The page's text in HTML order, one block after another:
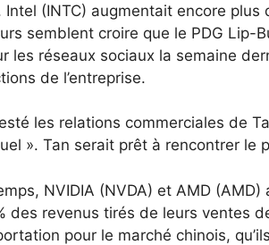
(INTC) augmentait encore plus
semblent croire que le PDG Lip-
les réseaux sociaux la semaine
de l’entreprise.
les relations commerciales de
». Tan serait prêt à rencontrer le
NVIDIA (NVDA) et AMD
des revenus tirés de leurs ventes
pour le marché chinois,